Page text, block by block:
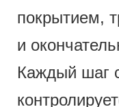
покрытием,
и
Каждый шаг